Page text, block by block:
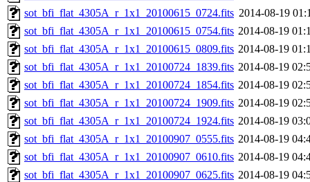
sot_bfi_flat_4305A_r_1x1_20100615_0724.fits 2014-08-19
sot_bfi_flat_4305A_r_1x1_20100615_0754.fits 2014-08-19
sot_bfi_flat_4305A_r_1x1_20100615_0809.fits 2014-08-19
sot_bfi_flat_4305A_r_1x1_20100724_1839.fits 2014-08-19
sot_bfi_flat_4305A_r_1x1_20100724_1854.fits 2014-08-19
sot_bfi_flat_4305A_r_1x1_20100724_1909.fits 2014-08-19
sot_bfi_flat_4305A_r_1x1_20100724_1924.fits 2014-08-19
sot_bfi_flat_4305A_r_1x1_20100907_0555.fits 2014-08-19
sot_bfi_flat_4305A_r_1x1_20100907_0610.fits 2014-08-19
sot_bfi_flat_4305A_r_1x1_20100907_0625.fits 2014-08-19